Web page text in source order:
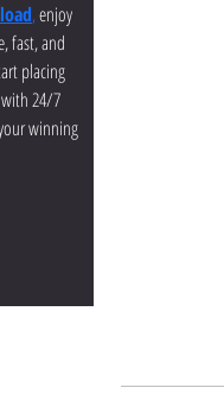
, enjoy
fast, and
placing
24/7
winning